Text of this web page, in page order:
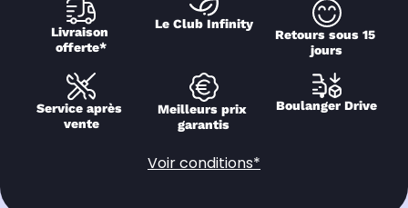
Livraison
offerte*
Le Club Infinity
Retours sous 15
jours
Service après
vente
Meilleurs prix
garantis
Boulanger Drive
Voir conditions*